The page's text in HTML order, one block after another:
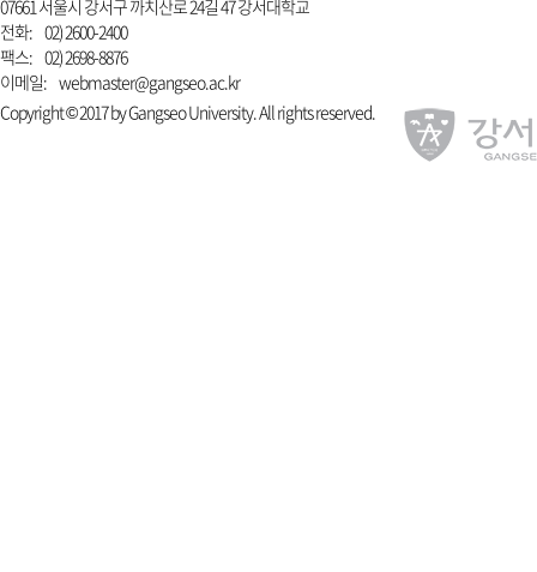
07661 서울시 강서구 까치산로 24길 47 강서대학교
전화: 02) 2600-2400
팩스: 02) 2698-8876
이메일: webmaster@gangseo.ac.kr
Copyright © 2017 by Gangseo University. All rights reserved.